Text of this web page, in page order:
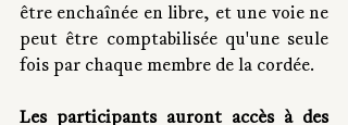
être enchaînée en libre, et une voie ne
peut être comptabilisée qu'une seule
fois par chaque membre de la cordée.
Les participants auront accès à des